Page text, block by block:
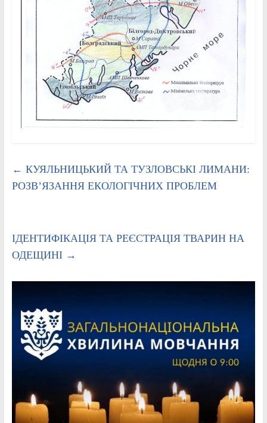
← КУЯЛЬНИЦЬКИЙ ТА ТУЗЛОВСЬКІ ЛИМАНИ:
РОЗВ’ЯЗАННЯ ЕКОЛОГІЧНИХ ПРОБЛЕМ
ІДЕНТИФІКАЦІЯ ТА РЕЄСТРАЦІЯ ТВАРИН НА
ОДЕЩИНІ →